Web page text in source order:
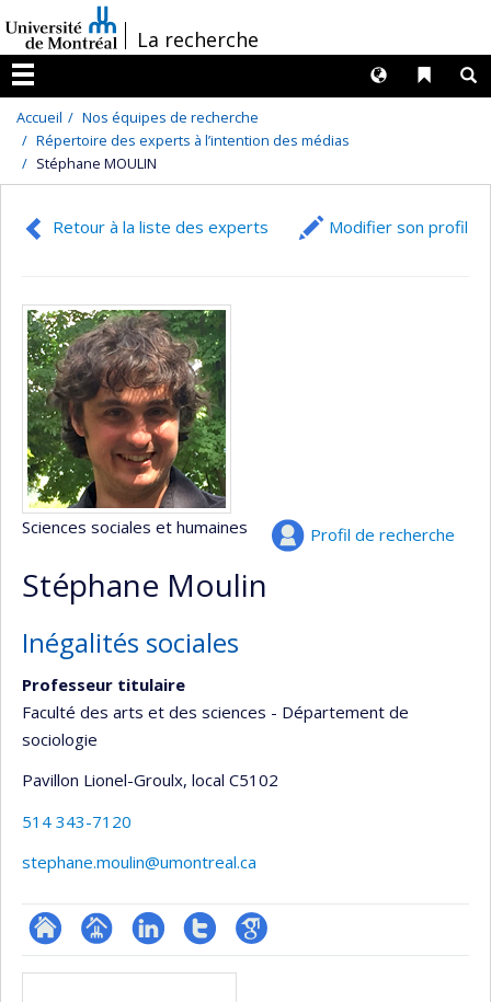
au
contenu
/La recherche
Menu
Liens
Langues
Accueil
Nos équipes de recherche
Répertoire des experts à l’intention des médias
Stéphane MOULIN
Retour à la liste des experts Modifier son profil
Profil de recherche
Sciences sociales et humaines
Stéphane Moulin
Inégalités sociales
Professeur titulaire
Faculté des arts et des sciences - Département de
sociologie
Pavillon Lionel-Groulx, local C5102
514 343-7120
stephane.moulin@umontreal.ca
ResearchGate
Page LinkedInCompteGoogle
Médias